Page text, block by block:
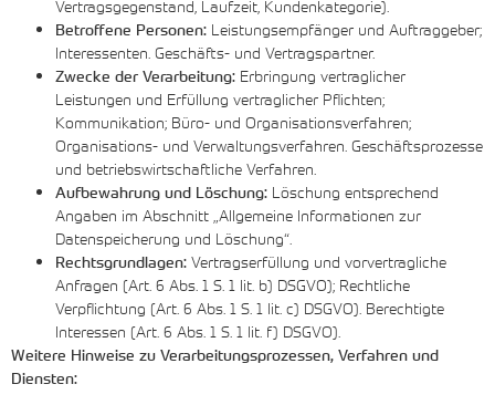
Vertragsgegenstand, Laufzeit, Kundenkategorie).
Betroffene Personen: Leistungsempfänger und Auftraggeber;
Interessenten. Geschäfts- und Vertragspartner.
Zwecke der Verarbeitung: Erbringung vertraglicher
Leistungen und Erfüllung vertraglicher Pflichten;
Kommunikation; Büro- und Organisationsverfahren;
Organisations- und Verwaltungsverfahren. Geschäftsprozesse
und betriebswirtschaftliche Verfahren.
Aufbewahrung und Löschung: Löschung entsprechend
Angaben im Abschnitt „Allgemeine Informationen zur
Datenspeicherung und Löschung“.
Rechtsgrundlagen: Vertragserfüllung und vorvertragliche
Anfragen (Art. 6 Abs. 1 S. 1 lit. b) DSGVO); Rechtliche
Verpflichtung (Art. 6 Abs. 1 S. 1 lit. c) DSGVO). Berechtigte
Interessen (Art. 6 Abs. 1 S. 1 lit. f) DSGVO).
Weitere Hinweise zu Verarbeitungsprozessen, Verfahren und
Diensten: